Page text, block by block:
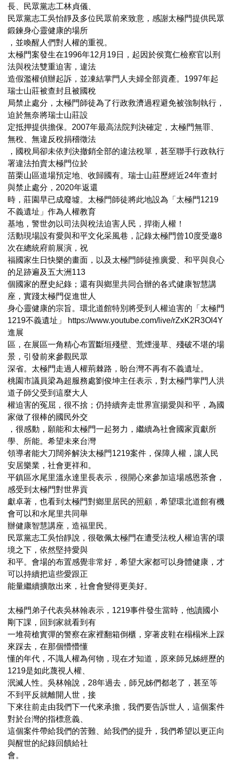
長、民眾黨志工林貞儀、
民眾黨志工吳怡靜及多位民眾前來致意，感謝太極門提供民眾
鍛鍊身心靈健康的場所
，並喚醒人們對人權的重視。
太極門案發生在1996年12月19日，起因於侯寬仁檢察官以刑
法與稅法雙重迫害，違法
造假濫權偵辦起訴，並凍結掌門人夫婦全部資產。1997年起
瑞士山莊被查封且被國稅
局禁止處分，太極門師徒為了行政救濟過程避免被強制執行，
迫於無奈將瑞士山莊設
定抵押提供擔保。2007年最高法院判決確定，太極門無罪、
無稅、無違反稅捐稽徵法
，國稅局卻未依判決撤銷全部的違法稅單，甚至聯手行政執行
署違法拍賣太極門位於
苗栗山區道場預定地、收歸國有。瑞士山莊歷經近24年查封
與禁止處分，2020年返還
時，莊園早已成廢墟。太極門師徒將此地設為「太極門1219
不義遺址」作為人權教育
基地，警世勿以司法與稅法迫害人民，捍衛人權！
活動現場設有愛與和平文化采風巷，記錄太極門曾10度受邀8
次在總統府前展演，祝
福國家生日快樂的畫面，以及太極門師徒推廣愛、和平與良心
的足跡遍及五大洲113
個國家的歷史紀錄；還有與鄉里共同合辦的各式健康智慧講
座，實踐太極門促進世人
身心靈健康的宗旨。環北道館特別將受到人權迫害的「太極門
1219不義遺址」 https://www.youtube.com/live/rZxK2R3Ol4Y
進展
區，在展區一角精心布置斷垣殘壁、荒煙漫草、殘破不堪的場
景，引發前來參觀民眾
深省。太極門走過人權荊棘路，盼台灣不再有不義遺址。
桃園市議員梁為超服務處劉俊坤主任表示，對太極門掌門人洪
道子師父受到這麼大人
權迫害的冤屈，很不捨；仍持續奔走世界宣揚愛與和平，為國
家做了很棒的國民外交
，很感動，願能和太極門一起努力，繼續為社會國家貢獻所
學、所能。希望未來台灣
領導者能大刀闊斧解決太極門1219案件，保障人權，讓人民
安居樂業，社會更祥和。
平鎮區水尾里溫永達里長表示，很開心來參加這場感恩茶會，
感受到太極門對世界貢
獻卓著，也看到太極門對鄉里居民的照顧，希望環北道館有機
會可以和水尾里共同舉
辦健康智慧講座，造福里民。
民眾黨志工吳怡靜說，很敬佩太極門在遭受法稅人權迫害的環
境之下，依然堅持愛與
和平。會場的布置感覺非常好，希望大家都可以身體健康，才
可以持續把這些愛跟正
能量繼續擴散出來，社會會變得更美好。
太極門弟子代表吳林翰表示，1219事件發生當時，他讀國小
剛下課，回到家就看到有
一堆荷槍實彈的警察在家裡翻箱倒櫃，穿著皮鞋在榻榻米上踩
來踩去，在那個懵懵懂
懂的年代，不識人權為何物，現在才知道，原來師兄姊經歷的
1219是如此蔑視人權、
泯滅人性。吳林翰說，28年過去，師兄姊們都老了，甚至等
不到平反就離開人世，接
下來往前走由我們下一代來承擔，我們要告訴世人，這個案件
對於台灣的指標意義、
這個案件帶給我們的苦難、給我們的提升，我們希望以更正向
與醒世的紀錄回饋給社
會。